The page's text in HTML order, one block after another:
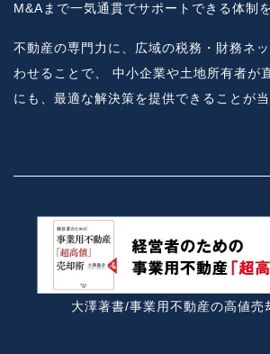
M&Aまで一気通貫でサポートできる体制
不動産の専門力に、広域の税務・財務ネ
わせることで、 中小企業や土地所有者が
にも、最適な解決策を提供できることが当
大澤著書/事業用不動産の高値売